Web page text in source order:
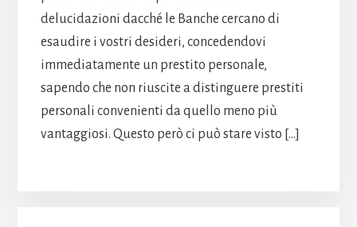
delucidazioni dacché le Banche cercano di
esaudire i vostri desideri, concedendovi
immediatamente un prestito personale,
sapendo che non riuscite a distinguere prestiti
personali convenienti da quello meno più
vantaggiosi. Questo però ci può stare visto […]